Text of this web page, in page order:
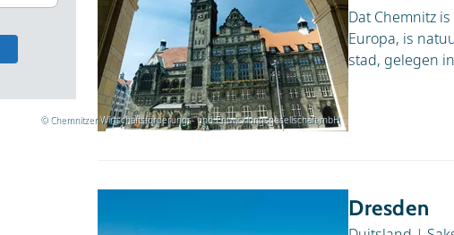
© Chemnitzer Wirtschaftsförderungs- und Entwicklungsgesellschaft mbH
Dat Chemnitz
Europa, is
stad, gelegen
Dresden